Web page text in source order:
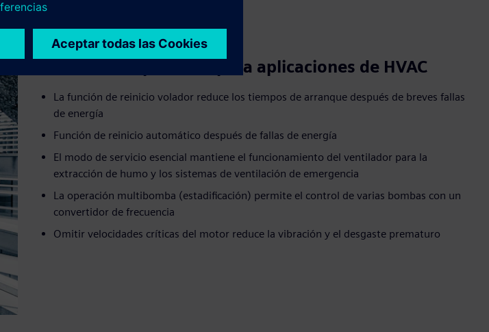
Funciones específicas para aplicaciones de HVAC
La función de reinicio volador reduce los tiempos de arranque después de breves fallas
de energía
Función de reinicio automático después de fallas de energía
El modo de servicio esencial mantiene el funcionamiento del ventilador para la
extracción de humo y los sistemas de ventilación de emergencia
La operación multibomba (estadificación) permite el control de varias bombas con un
convertidor de frecuencia
Omitir velocidades críticas del motor reduce la vibración y el desgaste prematuro